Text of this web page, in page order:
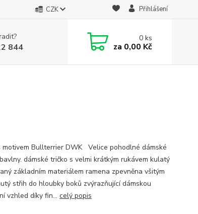
CZK Přihlášení
844
0ks
za 0,00 Kč
motivem Bullterrier DWK Velice pohodlné dámské
dámské tričko s velmi krátkým rukávem kulatý
základním materiálem ramena zpevněna všitým
střih do hloubky boků zvýrazňující dámskou
vzhled díky fin... celý popis